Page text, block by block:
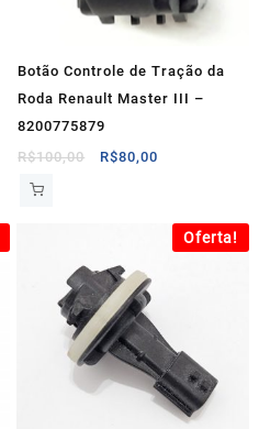
Botão Controle de Tração da
Roda Renault Master III –
8200775879
R$100,00
O
R$80,00
R$80,00.
Oferta!